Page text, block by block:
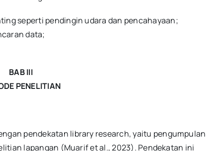
seperti pendingin udara dan pencahayaan;
data;
BAB III
PENELITIAN
pendekatan library research, yaitu pengumpulan
lapangan (Muarif et al., 2023). Pendekatan ini